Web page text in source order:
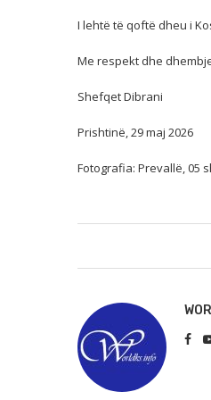
I lehtë të qoftë dheu i
Me respekt dhe
Shefqet Dibrani
Prishtinë, 29 maj 2026
Fotografia: Prevallë, 05